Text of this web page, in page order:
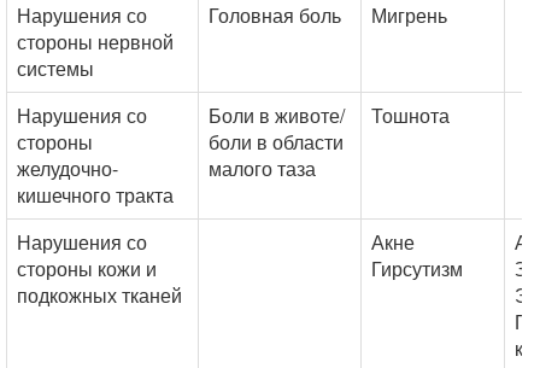
Нарушения со
стороны нервной
системы
Головная боль Мигрень
Нарушения со
стороны
желудочно-
кишечного тракта
Боли в животе/
боли в области
малого таза
Тошнота
Нарушения со
стороны кожи и
подкожных тканей
Акне
Гирсутизм